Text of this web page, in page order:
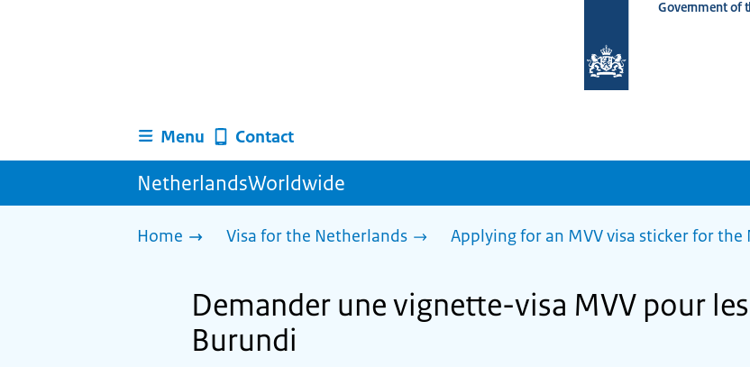
homepage
Government of
Menu Contact
NetherlandsWorldwide
Home Visa for the Netherlands Applying for an MVV visa sticker for
Demander une vignette-visa MVV pour
Burundi